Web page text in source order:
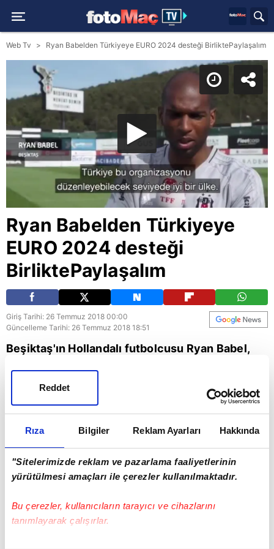
Rıza Bilgiler Reklam Ayarları Hakkında
"Sitelerimizde reklam ve pazarlama faaliyetlerinin
yürütülmesi amaçları ile çerezler kullanılmaktadır.
Bu çerezler, kullanıcıların tarayıcı ve cihazlarını
tanımlayarak çalışırlar.
Reddet
Web Tv Ryan Babelden Türkiyeye EURO 2024 desteği BirliktePaylaşalım
Ryan Babelden Türkiyeye
EURO 2024 desteği
BirliktePaylaşalım
Giriş Tarihi: 26 Temmuz 2018 00:00
Güncelleme Tarihi: 26 Temmuz 2018 18:51
Beşiktaş'ın Hollandalı futbolcusu Ryan Babel,
(EURO 2024) adaylığına destek verdi.
Beşiktaş euro